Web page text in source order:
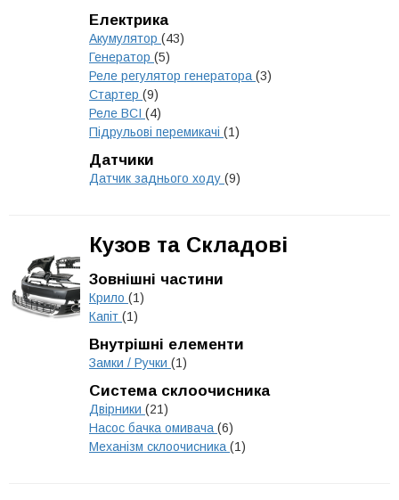
Електрика
Акумулятор (43)
Генератор (5)
Реле регулятор генератора (3)
Стартер (9)
Реле ВСІ (4)
Підрульові перемикачі (1)
Датчики
Датчик заднього ходу (9)
Кузов та Складові
Зовнішні частини
Крило (1)
Капіт (1)
Внутрішні елементи
Замки / Ручки (1)
Система склоочисника
Двірники (21)
Насос бачка омивача (6)
Механізм склоочисника (1)